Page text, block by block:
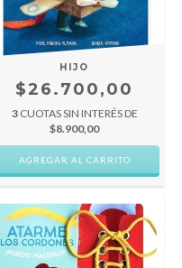
HIJO
$26.700,00
3 CUOTAS SIN INTERÉS DE
$8.900,00